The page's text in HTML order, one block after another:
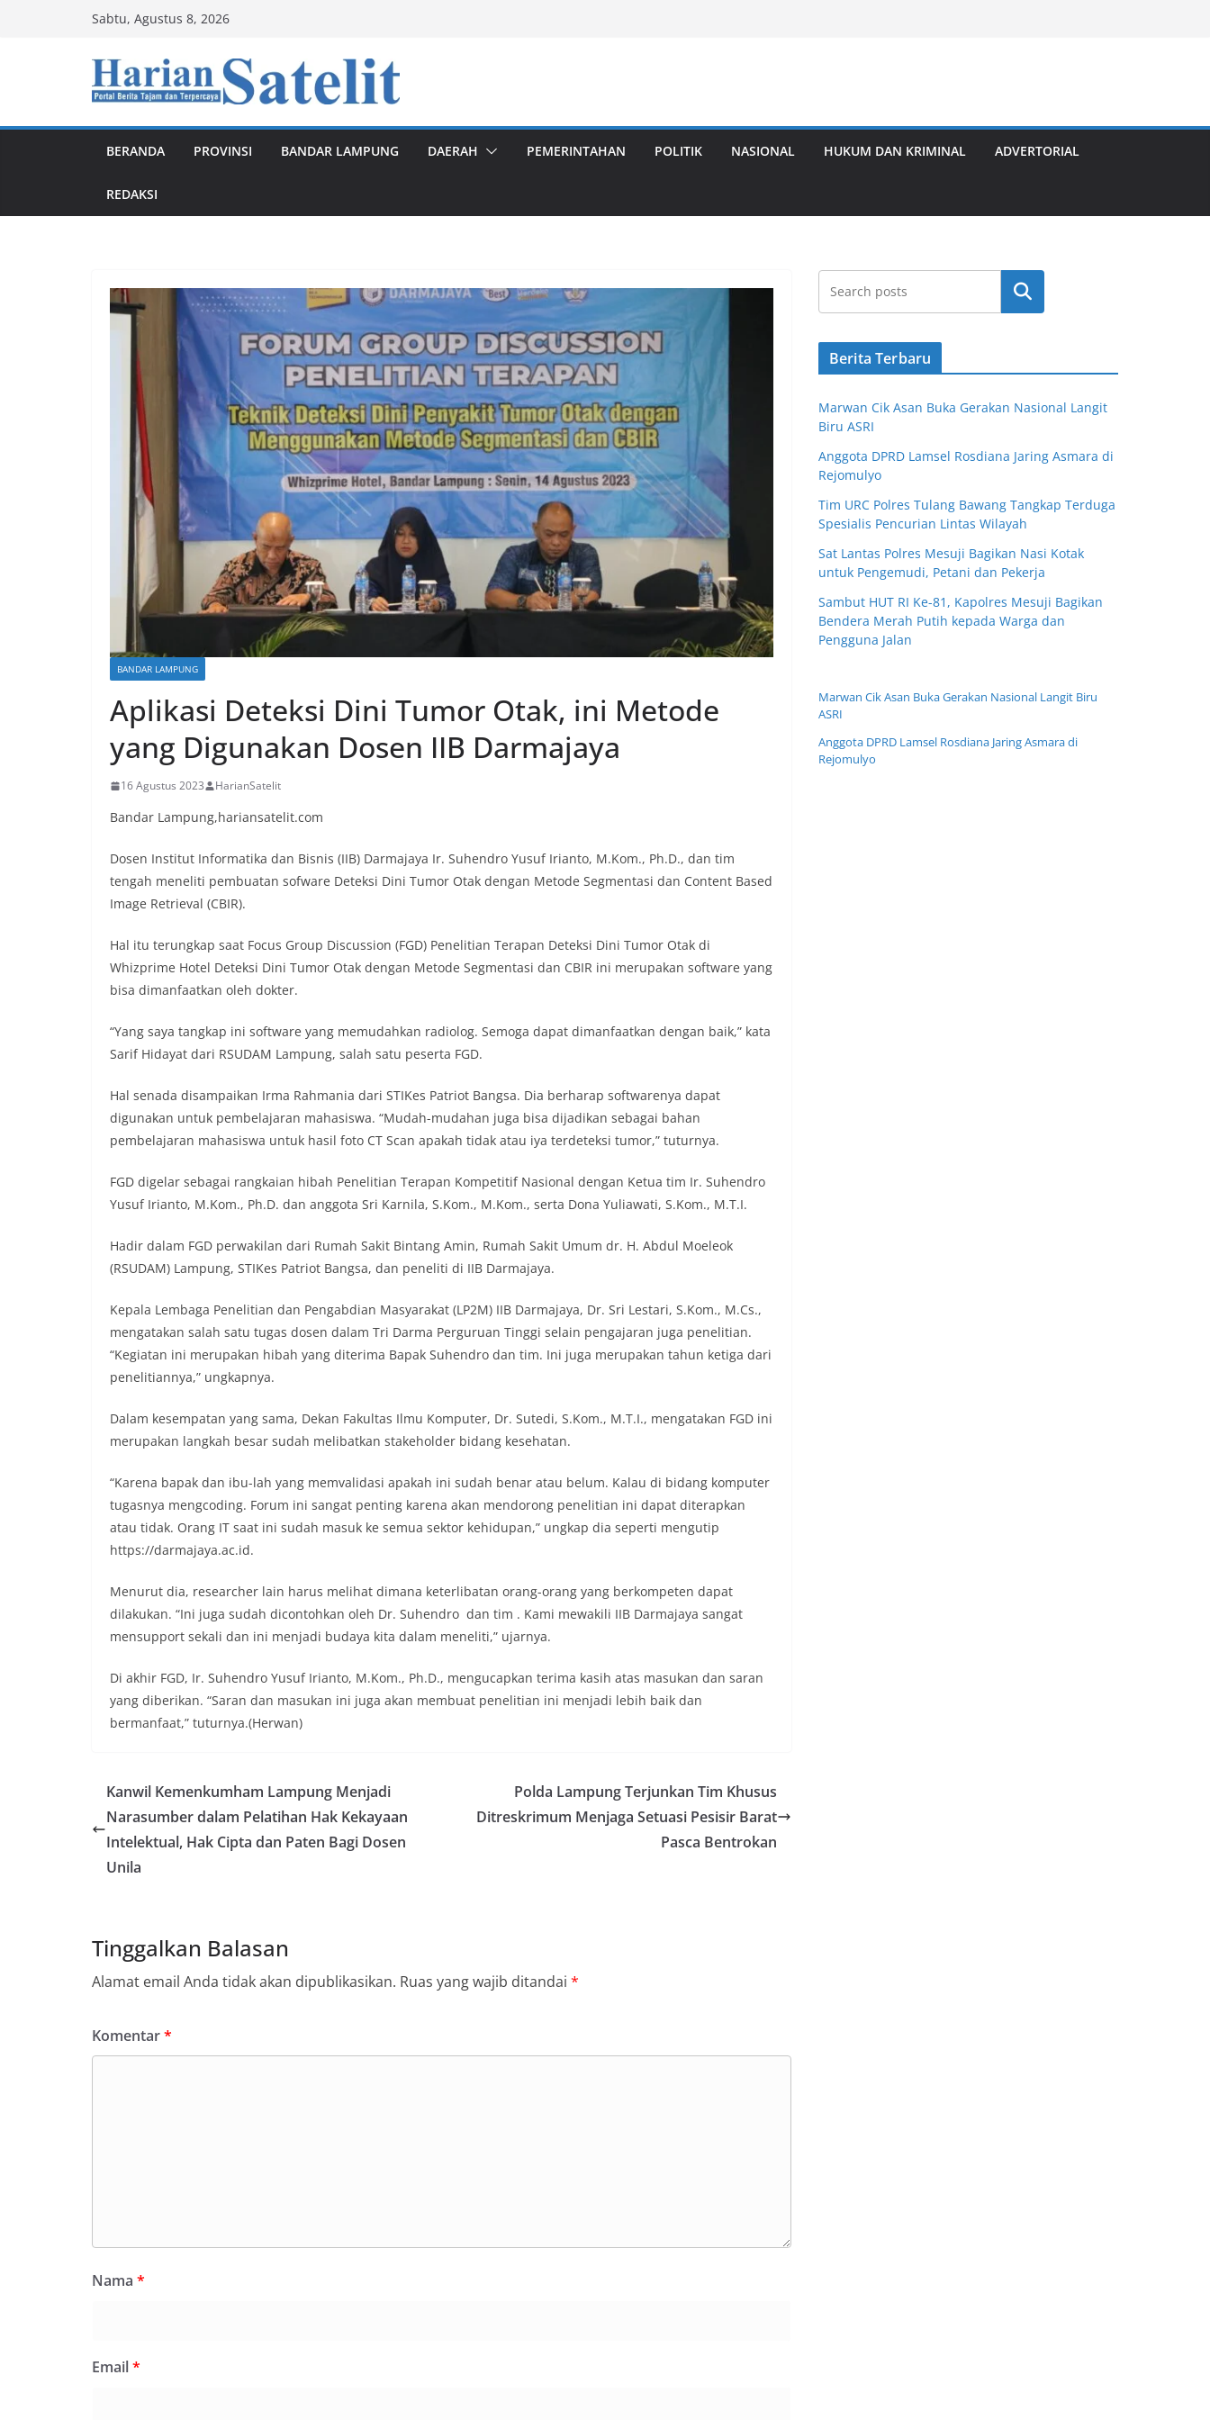
Sabtu, Agustus 8, 2026
BERANDA PROVINSI BANDAR LAMPUNG DAERAH PEMERINTAHAN POLITIK NASIONAL HUKUM DAN KRIMINAL ADVERTORIAL
REDAKSI
BANDAR LAMPUNG
Aplikasi Deteksi Dini Tumor Otak, ini Metode
yang Digunakan Dosen IIB Darmajaya
16 Agustus 2023 HarianSatelit
Bandar Lampung,hariansatelit.com
Dosen Institut Informatika dan Bisnis (IIB) Darmajaya Ir. Suhendro Yusuf Irianto, M.Kom., Ph.D., dan tim
tengah meneliti pembuatan sofware Deteksi Dini Tumor Otak dengan Metode Segmentasi dan Content Based
Image Retrieval (CBIR).
Hal itu terungkap saat Focus Group Discussion (FGD) Penelitian Terapan Deteksi Dini Tumor Otak di
Whizprime Hotel Deteksi Dini Tumor Otak dengan Metode Segmentasi dan CBIR ini merupakan software yang
bisa dimanfaatkan oleh dokter.
“Yang saya tangkap ini software yang memudahkan radiolog. Semoga dapat dimanfaatkan dengan baik,” kata
Sarif Hidayat dari RSUDAM Lampung, salah satu peserta FGD.
Hal senada disampaikan Irma Rahmania dari STIKes Patriot Bangsa. Dia berharap softwarenya dapat
digunakan untuk pembelajaran mahasiswa. “Mudah-mudahan juga bisa dijadikan sebagai bahan
pembelajaran mahasiswa untuk hasil foto CT Scan apakah tidak atau iya terdeteksi tumor,” tuturnya.
FGD digelar sebagai rangkaian hibah Penelitian Terapan Kompetitif Nasional dengan Ketua tim Ir. Suhendro
Yusuf Irianto, M.Kom., Ph.D. dan anggota Sri Karnila, S.Kom., M.Kom., serta Dona Yuliawati, S.Kom., M.T.I.
Hadir dalam FGD perwakilan dari Rumah Sakit Bintang Amin, Rumah Sakit Umum dr. H. Abdul Moeleok
(RSUDAM) Lampung, STIKes Patriot Bangsa, dan peneliti di IIB Darmajaya.
Kepala Lembaga Penelitian dan Pengabdian Masyarakat (LP2M) IIB Darmajaya, Dr. Sri Lestari, S.Kom., M.Cs.,
mengatakan salah satu tugas dosen dalam Tri Darma Perguruan Tinggi selain pengajaran juga penelitian.
“Kegiatan ini merupakan hibah yang diterima Bapak Suhendro dan tim. Ini juga merupakan tahun ketiga dari
penelitiannya,” ungkapnya.
Dalam kesempatan yang sama, Dekan Fakultas Ilmu Komputer, Dr. Sutedi, S.Kom., M.T.I., mengatakan FGD ini
merupakan langkah besar sudah melibatkan stakeholder bidang kesehatan.
“Karena bapak dan ibu-lah yang memvalidasi apakah ini sudah benar atau belum. Kalau di bidang komputer
tugasnya mengcoding. Forum ini sangat penting karena akan mendorong penelitian ini dapat diterapkan
atau tidak. Orang IT saat ini sudah masuk ke semua sektor kehidupan,” ungkap dia seperti mengutip
https://darmajaya.ac.id.
Menurut dia, researcher lain harus melihat dimana keterlibatan orang-orang yang berkompeten dapat
dilakukan. “Ini juga sudah dicontohkan oleh Dr. Suhendro dan tim . Kami mewakili IIB Darmajaya sangat
mensupport sekali dan ini menjadi budaya kita dalam meneliti,” ujarnya.
Di akhir FGD, Ir. Suhendro Yusuf Irianto, M.Kom., Ph.D., mengucapkan terima kasih atas masukan dan saran
yang diberikan. “Saran dan masukan ini juga akan membuat penelitian ini menjadi lebih baik dan
bermanfaat,” tuturnya.(Herwan)
Kanwil Kemenkumham Lampung Menjadi
Narasumber dalam Pelatihan Hak Kekayaan
Intelektual, Hak Cipta dan Paten Bagi Dosen
Unila
Polda Lampung Terjunkan Tim Khusus
Ditreskrimum Menjaga Setuasi Pesisir Barat
Pasca Bentrokan
Tinggalkan Balasan
Alamat email Anda tidak akan dipublikasikan. Ruas yang wajib ditandai *
Komentar*
Nama *
Email*
Cari
Berita Terbaru
Marwan Cik Asan Buka Gerakan Nasional Langit
Biru ASRI
Anggota DPRD Lamsel Rosdiana Jaring Asmara di
Rejomulyo
Tim URC Polres Tulang Bawang Tangkap Terduga
Spesialis Pencurian Lintas Wilayah
Sat Lantas Polres Mesuji Bagikan Nasi Kotak
untuk Pengemudi, Petani dan Pekerja
Sambut HUT RI Ke-81, Kapolres Mesuji Bagikan
Bendera Merah Putih kepada Warga dan
Pengguna Jalan
Marwan Cik Asan Buka Gerakan Nasional Langit Biru
ASRI
Anggota DPRD Lamsel Rosdiana Jaring Asmara di
Rejomulyo